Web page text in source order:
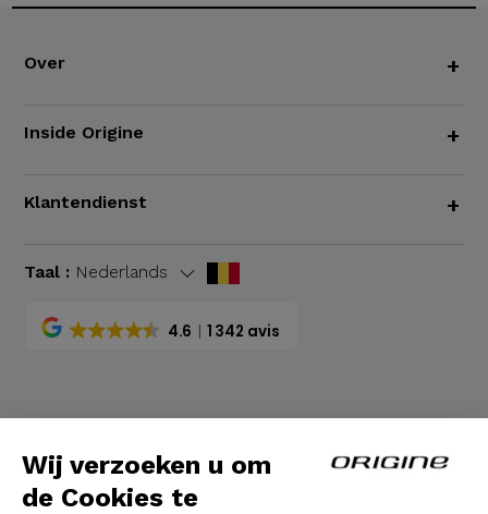
Wij verzoeken u om
de Cookies te
Over +
Inside Origine +
Klantendienst +
Taal : Nederlands
4.6 1 342 avis